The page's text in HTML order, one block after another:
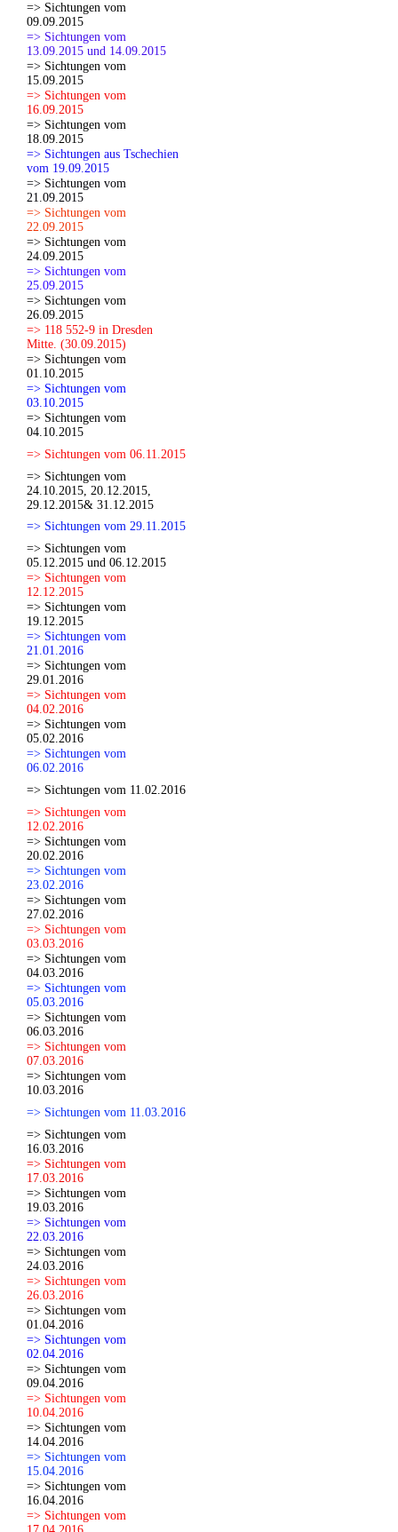
=> Sichtungen vom
09.09.2015
=> Sichtungen vom
13.09.2015 und 14.09.2015
=> Sichtungen vom
15.09.2015
=> Sichtungen vom
16.09.2015
=> Sichtungen vom
18.09.2015
=> Sichtungen aus Tschechien
vom 19.09.2015
=> Sichtungen vom
21.09.2015
=> Sichtungen vom
22.09.2015
=> Sichtungen vom
24.09.2015
=> Sichtungen vom
25.09.2015
=> Sichtungen vom
26.09.2015
=> 118 552-9 in Dresden
Mitte. (30.09.2015)
=> Sichtungen vom
01.10.2015
=> Sichtungen vom
03.10.2015
=> Sichtungen vom
04.10.2015
=> Sichtungen vom 06.11.2015
=> Sichtungen vom
24.10.2015, 20.12.2015,
29.12.2015& 31.12.2015
=> Sichtungen vom 29.11.2015
=> Sichtungen vom
05.12.2015 und 06.12.2015
=> Sichtungen vom
12.12.2015
=> Sichtungen vom
19.12.2015
=> Sichtungen vom
21.01.2016
=> Sichtungen vom
29.01.2016
=> Sichtungen vom
04.02.2016
=> Sichtungen vom
05.02.2016
=> Sichtungen vom
06.02.2016
=> Sichtungen vom 11.02.2016
=> Sichtungen vom
12.02.2016
=> Sichtungen vom
20.02.2016
=> Sichtungen vom
23.02.2016
=> Sichtungen vom
27.02.2016
=> Sichtungen vom
03.03.2016
=> Sichtungen vom
04.03.2016
=> Sichtungen vom
05.03.2016
=> Sichtungen vom
06.03.2016
=> Sichtungen vom
07.03.2016
=> Sichtungen vom
10.03.2016
=> Sichtungen vom 11.03.2016
=> Sichtungen vom
16.03.2016
=> Sichtungen vom
17.03.2016
=> Sichtungen vom
19.03.2016
=> Sichtungen vom
22.03.2016
=> Sichtungen vom
24.03.2016
=> Sichtungen vom
26.03.2016
=> Sichtungen vom
01.04.2016
=> Sichtungen vom
02.04.2016
=> Sichtungen vom
09.04.2016
=> Sichtungen vom
10.04.2016
=> Sichtungen vom
14.04.2016
=> Sichtungen vom
15.04.2016
=> Sichtungen vom
16.04.2016
=> Sichtungen vom